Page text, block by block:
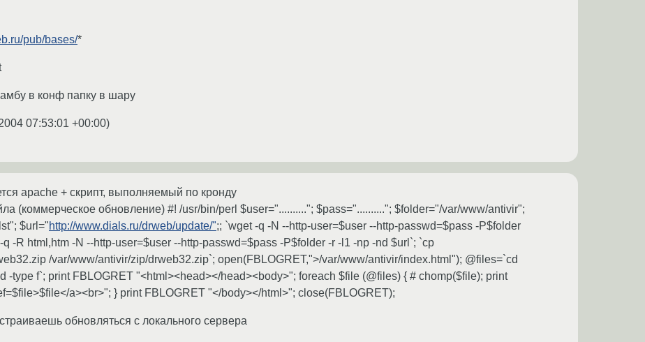
pub/bases/*
в конф папку в шару
07:53:01 +00:00)
apache + cкрипт, выполняемый по кронду
(коммерческое обновление) #! /usr/bin/perl $user=".........."; $pass=".........."; $folder="/var/www/antivir";
$url="http://www.dials.ru/drweb/update/";; `wget -q -N --http-user=$user --http-passwd=$pass -P$folder
-R html,htm -N --http-user=$user --http-passwd=$pass -P$folder -r -l1 -np -nd $url`; `cp
/var/www/antivir/zip/drweb32.zip`; open(FBLOGRET,">/var/www/antivir/index.html"); @files=`cd
-type f`; print FBLOGRET "<html><head></head><body>"; foreach $file (@files) { # chomp($file); print
a><br>"; } print FBLOGRET "</body></html>"; close(FBLOGRET);
обновляться с локального сервера